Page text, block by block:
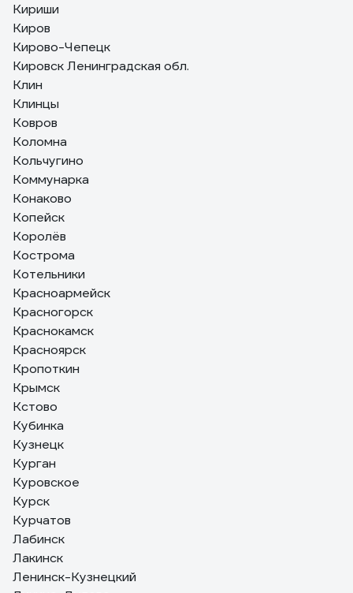
Кириши
Киров
Кирово-Чепецк
Кировск Ленинградская обл.
Клин
Клинцы
Ковров
Коломна
Кольчугино
Коммунарка
Конаково
Копейск
Королёв
Кострома
Котельники
Красноармейск
Красногорск
Краснокамск
Красноярск
Кропоткин
Крымск
Кстово
Кубинка
Кузнецк
Курган
Куровское
Курск
Курчатов
Лабинск
Лакинск
Ленинск-Кузнецкий